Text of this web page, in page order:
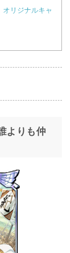
リジナルキャ
よりも仲